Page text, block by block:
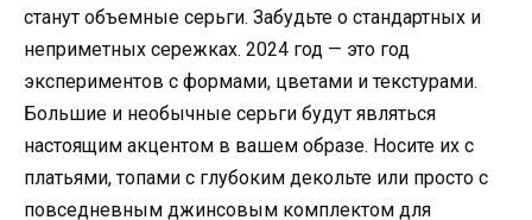
станут объемные серьги. Забудьте о стандартных и
неприметных сережках. 2024 год — это год
экспериментов с формами, цветами и текстурами.
Большие и необычные серьги будут являться
настоящим акцентом в вашем образе. Носите их с
платьями, топами с глубоким декольте или просто с
повседневным джинсовым комплектом для